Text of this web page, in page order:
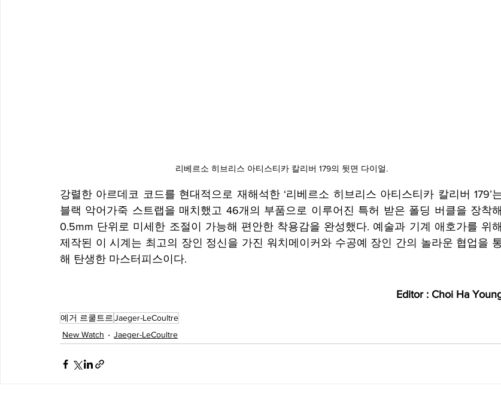
리베르소 히브리스 아티스티카 칼리버 179의 뒷면 다이얼.
강렬한 아르데코 코드를 현대적으로 재해석한 ‘리베르소 히브리스 아티스티카 칼리버 179’
블랙 악어가죽 스트랩을 매치했고 46개의 부품으로 이루어진 특허 받은 폴딩 버클을 장착해
0.5mm 단위로 미세한 조절이 가능해 편안한 착용감을 완성했다. 예술과 기계 애호가를 위해
제작된 이 시계는 최고의 장인 정신을 가진 워치메이커와 수공예 장인 간의 놀라운 협업을
해 탄생한 마스터피스이다.
Editor : Choi Ha
예거 르쿨트르 Jaeger-LeCoultre
New Watch
Jaeger-LeCoultre